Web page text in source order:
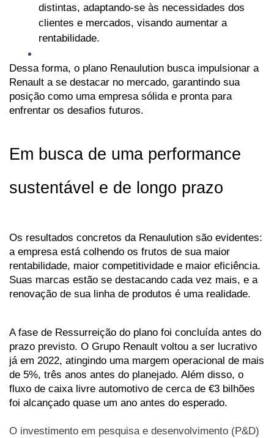
distintas, adaptando-se às necessidades dos
clientes e mercados, visando aumentar a
rentabilidade.
Dessa forma, o plano Renaulution busca impulsionar a
Renault a se destacar no mercado, garantindo sua
posição como uma empresa sólida e pronta para
enfrentar os desafios futuros.
Em busca de uma performance
sustentável e de longo prazo
Os resultados concretos da Renaulution são evidentes:
a empresa está colhendo os frutos de sua maior
rentabilidade, maior competitividade e maior eficiência.
Suas marcas estão se destacando cada vez mais, e a
renovação de sua linha de produtos é uma realidade.
A fase de Ressurreição do plano foi concluída antes do
prazo previsto. O Grupo Renault voltou a ser lucrativo
já em 2022, atingindo uma margem operacional de mais
de 5%, três anos antes do planejado. Além disso, o
fluxo de caixa livre automotivo de cerca de €3 bilhões
foi alcançado quase um ano antes do esperado.
O investimento em pesquisa e desenvolvimento (P&D)